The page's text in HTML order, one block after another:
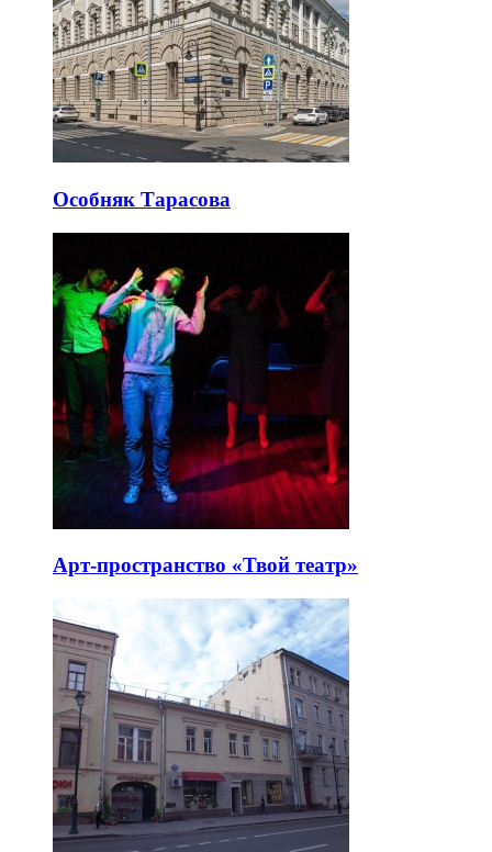
Особняк Тарасова
Арт-пространство «Твой театр»